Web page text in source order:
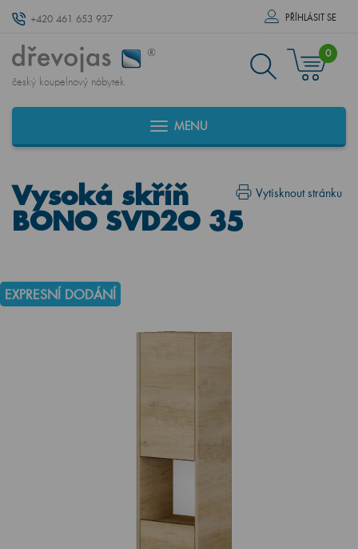
+420 461 653 937 PŘÍHLÁSIT SE
český koupelnový nábytek
0
MENU
Vytisknout stránku
Vysoká skříň
BONO SVD2O 35
EXPRESNÍ DODÁNÍ